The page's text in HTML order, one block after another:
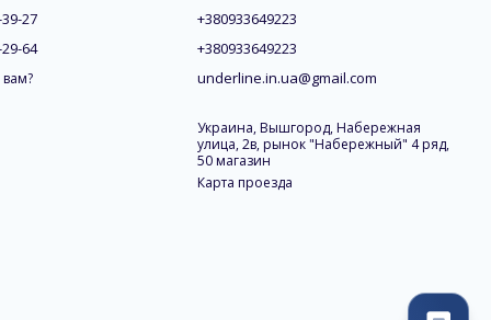
27
64
+380933649223
+380933649223
underline.in.ua@gmail.com
Украина, Вышгород, Набережная
улица, 2в, рынок "Набережный" 4 ряд,
50 магазин
Карта проезда